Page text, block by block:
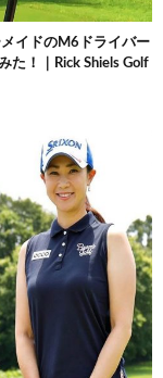
メイドのM6ドライバー
た！｜Rick Shiels Golf